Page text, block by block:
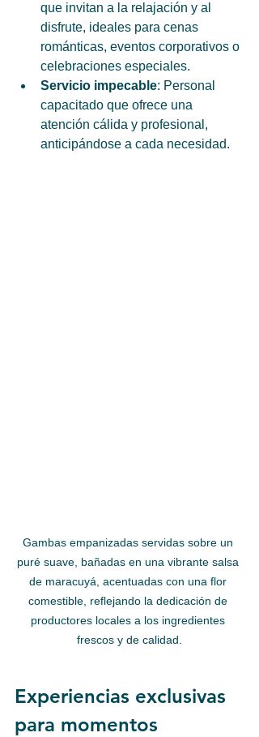
que invitan a la relajación y al
disfrute, ideales para cenas
románticas, eventos corporativos o
celebraciones especiales.
Servicio impecable: Personal
capacitado que ofrece una
atención cálida y profesional,
anticipándose a cada necesidad.
Gambas empanizadas servidas sobre un
puré suave, bañadas en una vibrante salsa
de maracuyá, acentuadas con una flor
comestible, reflejando la dedicación de
productores locales a los ingredientes
frescos y de calidad.
Experiencias exclusivas
para momentos